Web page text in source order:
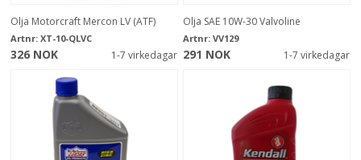
Olja Motorcraft Mercon LV (ATF)
Artnr: XT-10-QLVC
326 NOK 1-7 virkedagar
Olja SAE 10W-30 Valvoline
Artnr: VV129
291 NOK 1-7 virkedagar